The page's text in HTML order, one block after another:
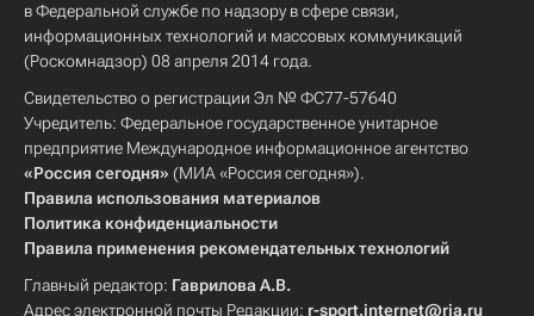
в Федеральной службе по надзору в сфере связи,
информационных технологий и массовых коммуникаций
(Роскомнадзор) 08 апреля 2014 года.
Свидетельство о регистрации Эл № ФС77-57640
Учредитель: Федеральное государственное унитарное
предприятие Международное информационное агентство
«Россия сегодня» (МИА «Россия сегодня»).
Правила использования материалов
Политика конфиденциальности
Правила применения рекомендательных технологий
Главный редактор: Гаврилова А.В.
Адрес электронной почты Редакции: r-sport.internet@ria.ru